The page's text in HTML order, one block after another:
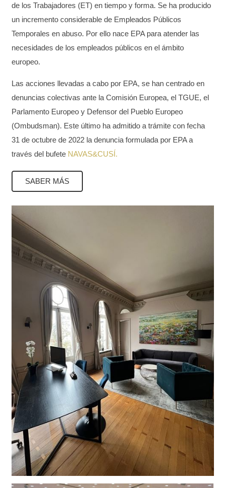
de los Trabajadores (ET) en tiempo y forma. Se ha producido
un incremento considerable de Empleados Públicos
Temporales en abuso. Por ello nace EPA para atender las
necesidades de los empleados públicos en el ámbito
europeo.
Las acciones llevadas a cabo por EPA, se han centrado en
denuncias colectivas ante la Comisión Europea, el TGUE, el
Parlamento Europeo y Defensor del Pueblo Europeo
(Ombudsman). Este último ha admitido a trámite con fecha
31 de octubre de 2022 la denuncia formulada por EPA a
través del bufete NAVAS&CUSÍ.
SABER MÁS